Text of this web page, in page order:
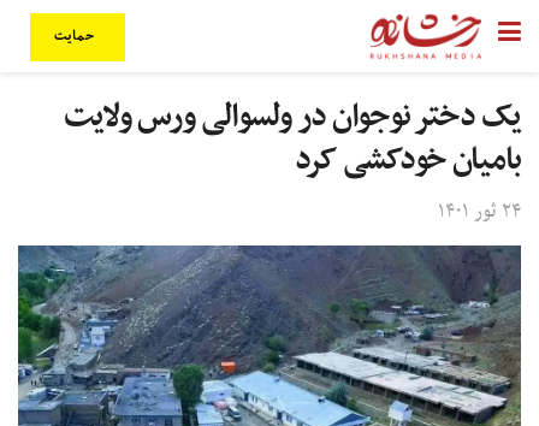
حمایت
یک دختر نوجوان در ولسوالی ورس ولایت
بامیان خودکشی کرد
۲۴ ثور ۱۴۰۱